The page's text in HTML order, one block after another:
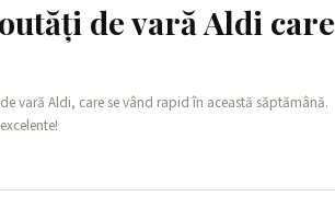
de vară Aldi care
vară Aldi, care se vând rapid în această săptămână.